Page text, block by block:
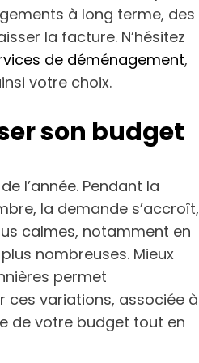
à long terme, des
la facture. N’hésitez
de déménagement,
votre choix.
son budget
l’année. Pendant la
la demande s’accroît,
calmes, notamment en
nombreuses. Mieux
permet
ces variations, associée à
de votre budget tout en